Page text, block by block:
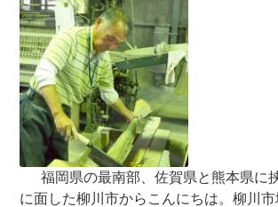
福岡県の最南部、佐賀県と熊本県に
に面した柳川市からこんにちは。柳川